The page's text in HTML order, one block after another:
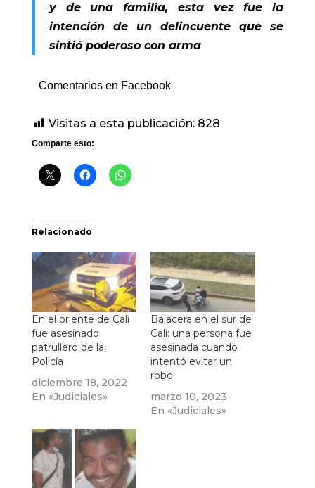
y de una familia, esta vez fue la
intención de un delincuente que se
sintió poderoso con arma
Comentarios en Facebook
Visitas a esta publicación: 828
Comparte esto:
Relacionado
En el oriente de Cali
fue asesinado
patrullero de la
Policía
diciembre 18, 2022
En «Judiciales»
Balacera en el sur de
Cali: una persona fue
asesinada cuando
intentó evitar un
robo
marzo 10, 2023
En «Judiciales»